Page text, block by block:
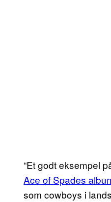
“Et godt eksempel
Ace of Spades
som cowboys i